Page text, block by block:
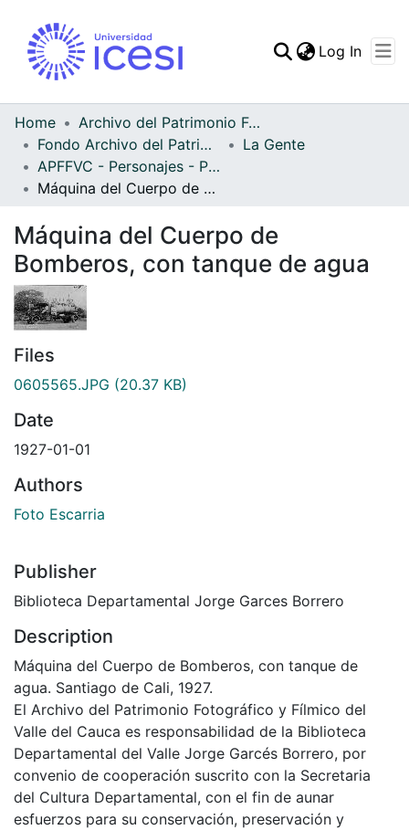
Statistics
Log In
Home
Archivo del Patrimonio Fotográfico y Fílmico del Valle del Cauca
Fondo Archivo del Patrimonio Fotográfico y Fílmico del Valle del Cauca
La Gente
APFFVC - Personajes - Patrimonial
Máquina del Cuerpo de Bomberos, con tanque de agua
Máquina del Cuerpo de
Bomberos, con tanque de agua
Files
0605565.JPG (20.37 KB)
Date
1927-01-01
Authors
Foto Escarria
Publisher
Biblioteca Departamental Jorge Garces Borrero
Description
Máquina del Cuerpo de Bomberos, con tanque de
agua. Santiago de Cali, 1927.
El Archivo del Patrimonio Fotográfico y Fílmico del
Valle del Cauca es responsabilidad de la Biblioteca
Departamental del Valle Jorge Garcés Borrero, por
convenio de cooperación suscrito con la Secretaria
del Cultura Departamental, con el fin de aunar
esfuerzos para su conservación, preservación y